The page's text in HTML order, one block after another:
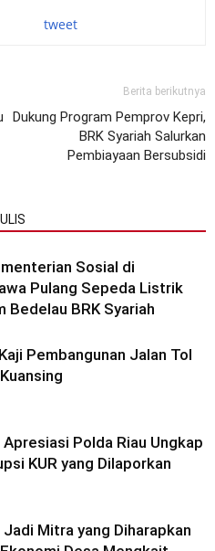
tweet
Berita berikutnya
Dukung Program Pemprov Kepri,
BRK Syariah Salurkan
Pembiayaan Bersubsidi
Sosial di
Pulang Sepeda Listrik
Bedelau BRK Syariah
Pembangunan Jalan Tol
Apresiasi Polda Riau Ungkap
KUR yang Dilaporkan
Jadi Mitra yang Diharapkan